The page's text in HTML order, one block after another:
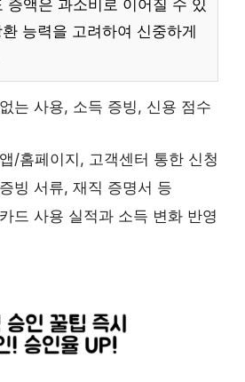
증액은 과소비로 이어질 수 있
능력을 고려하여 신중하게
는 사용, 소득 증빙, 신용 점수
/홈페이지, 고객센터 통한 신청
빙 서류, 재직 증명서 등
드 사용 실적과 소득 변화 반영